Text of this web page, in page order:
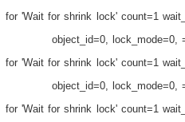
for 'Wait for shrink lock' count=1
object_id=0, lock_mode=0,
for 'Wait for shrink lock' count=1
object_id=0, lock_mode=0,
for 'Wait for shrink lock' count=1